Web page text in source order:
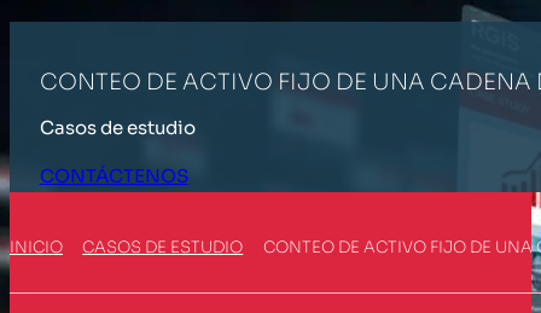
CONTEO DE ACTIVO FIJO DE UNA CADENA
Casos de estudio
CONTÁCTENOS
INICIO CASOS DE ESTUDIO CONTEO DE ACTIVO FIJO DE UNA